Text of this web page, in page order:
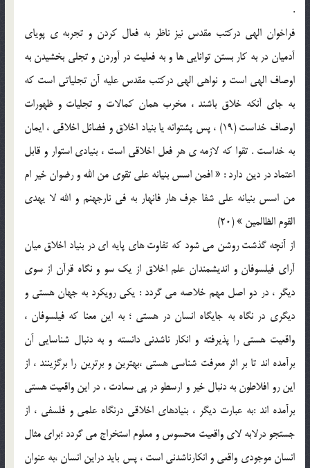
.
فراخوان الهي درکتب مقدس نيز ناظر به فعال کردن و تجربه ي پوياي
آدميان در به کار بستن توانايي ها و به فعليت در آوردن و تجلي بخشيدن به
اوصاف الهي است و نواهي الهي درکتب مقدس عليه آن تجلياتي است که
به جاي آنکه خلاق باشند ، مخرب همان کمالات و تجليات و ظهورات
اوصاف خداست (19) ، پس پشتوانه يا بنياد اخلاق و فضائل اخلاقي ، ايمان
به خداست . تقوا که لازمه ي هر فعل اخلاقي است ، بنيادي استوار و قابل
اعتماد در دين دارد : « افمن اسس بنيانه علي تقوي من الله و رضوان خير ام
من اسس بنيانه علي شفا جرف هار فانهار به في نارجهنم و الله لا يهدي
القوم الظالمين » (20)
از آنچه گذشت روشن مي شود که تفاوت هاي پايه اي در بنياد اخلاق ميان
آراي فيلسوفان و انديشمندان علم اخلاق از يک سو و نگاه قرآن از سوي
ديگر ، در دو اصل مهم خلاصه مي گردد : يکي رويکرد به جهان هستي و
ديگري در نگاه به جايگاه انسان در هستي ؛ به اين معنا که فيلسوفان ،
واقعيت هستي را پذيرفته و انکار ناشدني دانسته و به دنبال شناسايي آن
برآمده اند تا بر اثر معرفت شناسي هستي ،بهترين و برترين را برگزينند ، از
اين رو افلاطون به دنبال خير و ارسطو در پي سعادت ، در اين واقعيت هستي
برآمده اند :به عبارت ديگر ، بنيادهاي اخلاقي درنگاه علمي و فلسفي ، از
جستجو درلابه لاي واقعيت محسوس و معلوم استخراج مي گردد ؛براي مثال
انسان موجودي واقعي و انکارناشدني است ، پس بايد دراين انسان ،به عنوان